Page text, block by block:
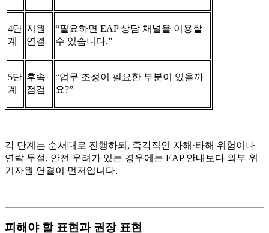
4단
계
지원
연결
“필요하면 EAP 상담 채널을 이용할
수 있습니다.”
5단
계
후속
점검
“업무 조정이 필요한 부분이 있을까
요?”
각 단계는 순서대로 진행하되, 즉각적인 자해·타해 위험이나
연락 두절, 안전 우려가 있는 경우에는 EAP 안내보다 외부 위
기자원 연결이 먼저입니다.
피해야 할 표현과 권장 표현